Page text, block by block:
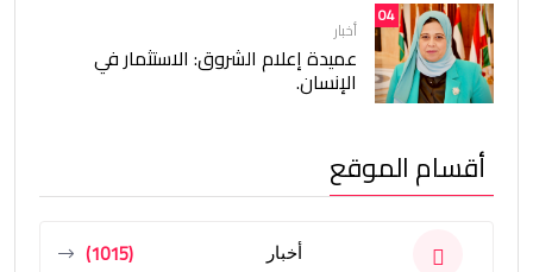
04
أخبار
عميدة إعلام الشروق: الاستثمار في
الإنسان.
أقسام الموقع
أخبار (1015)